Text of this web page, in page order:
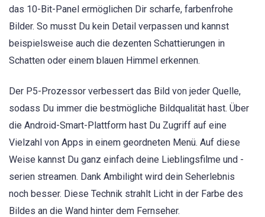
das 10-Bit-Panel ermöglichen Dir scharfe, farbenfrohe
Bilder. So musst Du kein Detail verpassen und kannst
beispielsweise auch die dezenten Schattierungen in
Schatten oder einem blauen Himmel erkennen.
Der P5-Prozessor verbessert das Bild von jeder Quelle,
sodass Du immer die bestmögliche Bildqualität hast. Über
die Android-Smart-Plattform hast Du Zugriff auf eine
Vielzahl von Apps in einem geordneten Menü. Auf diese
Weise kannst Du ganz einfach deine Lieblingsfilme und -
serien streamen. Dank Ambilight wird dein Seherlebnis
noch besser. Diese Technik strahlt Licht in der Farbe des
Bildes an die Wand hinter dem Fernseher.